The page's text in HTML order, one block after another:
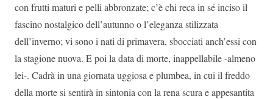
con frutti maturi e pelli abbronzate; c’è chi reca in sé inciso il
fascino nostalgico dell’autunno o l’eleganza stilizzata
dell’inverno; vi sono i nati di primavera, sbocciati anch’essi con
la stagione nuova. E poi la data di morte, inappellabile -almeno
lei-. Cadrà in una giornata uggiosa e plumbea, in cui il freddo
della morte si sentirà in sintonia con la rena scura e appesantita